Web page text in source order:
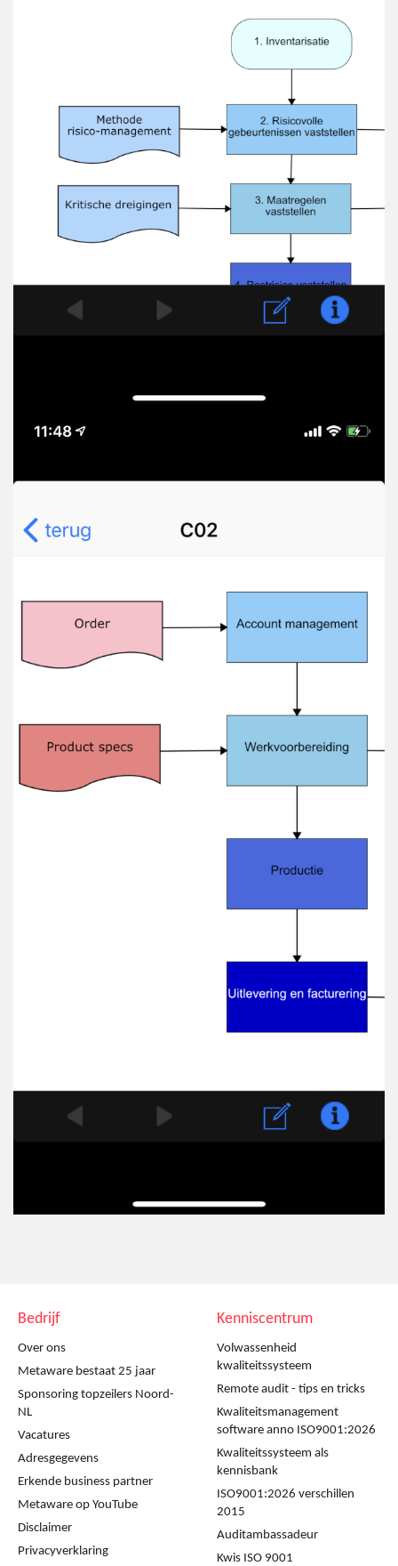
Bedrijf
Over ons
Metaware bestaat 25 jaar
Sponsoring topzeilers Noord-
NL
Vacatures
Adresgegevens
Erkende business partner
Metaware op YouTube
Disclaimer
Privacyverklaring
Kenniscentrum
Volwassenheid
kwaliteitssysteem
Remote audit - tips en tricks
Kwaliteitsmanagement
software anno ISO9001:2026
Kwaliteitssysteem als
kennisbank
ISO9001:2026 verschillen
2015
Auditambassadeur
Kwis ISO 9001